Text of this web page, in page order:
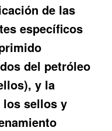
de las
específicos
del petróleo
y la
los sellos y